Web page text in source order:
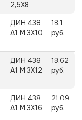
2,5X8
ДИН 438
А1 M 3X10
18.1
руб.
ДИН 438
А1 M 3X12
18.62
руб.
ДИН 438
А1 M 3X16
21.09
руб.